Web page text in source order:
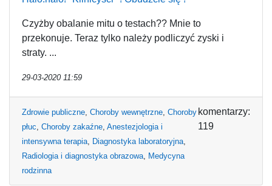
Czyżby obalanie mitu o testach?? Mnie to
przekonuje. Teraz tylko należy podliczyć zyski i
straty. ...
29-03-2020 11:59
Zdrowie publiczne, Choroby wewnętrzne, Choroby
płuc, Choroby zakaźne, Anestezjologia i
intensywna terapia, Diagnostyka laboratoryjna,
Radiologia i diagnostyka obrazowa, Medycyna
rodzinna
komentarzy:
119